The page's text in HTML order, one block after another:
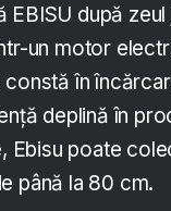
EBISU după
un motor
în
deplină în
Ebisu poate
până la 80 cm.